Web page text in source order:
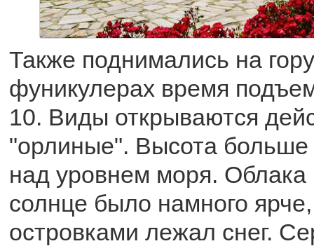
Также поднимались на
фуникулерах время
10. Виды открываются
"орлиные". Высота больше
над уровнем моря.
солнце было намного ярче,
островками лежал снег.